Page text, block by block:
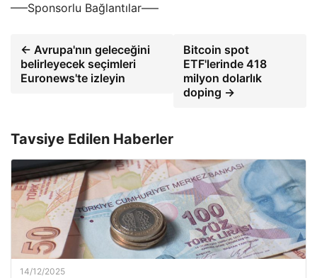
—–Sponsorlu Bağlantılar—–
← Avrupa'nın geleceğini
belirleyecek seçimleri
Euronews'te izleyin
Bitcoin spot
ETF'lerinde 418
milyon dolarlık
doping →
Tavsiye Edilen Haberler
14/12/2025